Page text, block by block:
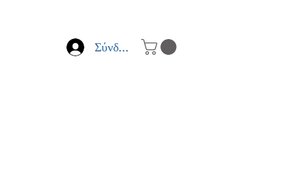
Σύνδεση